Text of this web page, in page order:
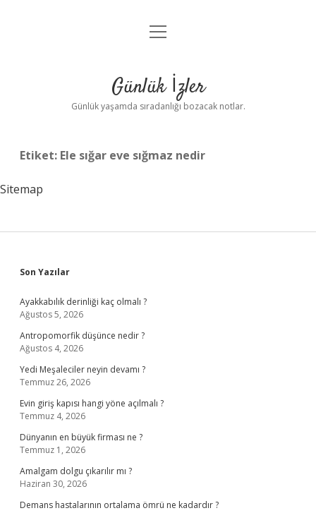
Anasayfa
Yasal Uyarı
menüyü
Günlük İzler
Günlük yaşamda sıradanlığı bozacak notlar.
Etiket: Ele sığar eve sığmaz nedir
Sitemap
Sidebar
Son Yazılar
Ayakkabılık derinliği kaç olmalı ?
Ağustos 5, 2026
Antropomorfik düşünce nedir ?
Ağustos 4, 2026
Yedi Meşaleciler neyin devamı ?
Temmuz 26, 2026
Evin giriş kapısı hangi yöne açılmalı ?
Temmuz 4, 2026
Dünyanın en büyük firması ne ?
Temmuz 1, 2026
Amalgam dolgu çıkarılır mı ?
Haziran 30, 2026
Demans hastalarının ortalama ömrü ne kadardır ?